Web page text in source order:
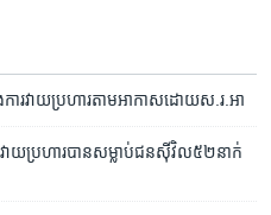
ការ​វាយ​ប្រហារ​តាម​អាកាស​ដោយស.រ.អា
វាយប្រហារ​បាន​សម្លាប់​ជន​ស៊ីវិល​៥២នាក់​